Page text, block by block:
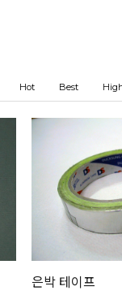
Hot Best
은박 테이프